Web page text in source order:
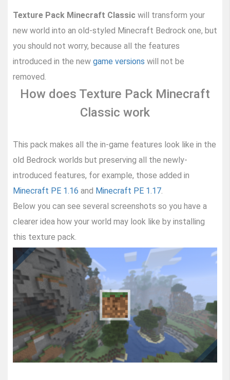
Texture Pack Minecraft Classic will transform your
new world into an old-styled Minecraft Bedrock one, but
you should not worry, because all the features
introduced in the new game versions will not be
removed.
How does Texture Pack Minecraft
Classic work
This pack makes all the in-game features look like in the
old Bedrock worlds but preserving all the newly-
introduced features, for example, those added in
Minecraft PE 1.16 and Minecraft PE 1.17.
Below you can see several screenshots so you have a
clearer idea how your world may look like by installing
this texture pack.